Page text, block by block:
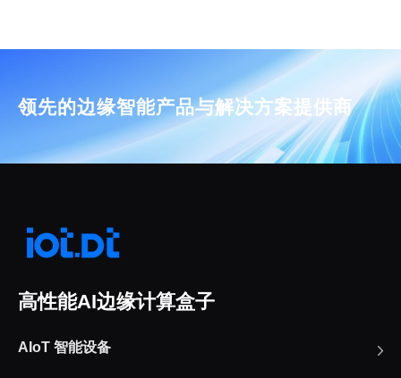
领先的边缘智能产品与解决方案提供商
高性能AI边缘计算盒子
AIoT 智能设备